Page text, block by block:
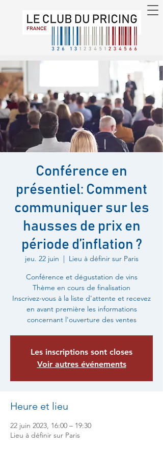
Conférence en
présentiel: Comment
communiquer sur les
hausses de prix en
période d’inflation ?
jeu. 22 juin
  |
Lieu à définir sur Paris
Conférence et dégustation de vins
Thème en cours de finalisation
Inscrivez-vous à la liste d'attente et recevez
en avant première les informations
concernant l'ouverture des ventes
Les inscriptions sont closes
Voir autres événements
Heure et lieu
22 juin 2023, 16:00 – 19:30
Lieu à définir sur Paris